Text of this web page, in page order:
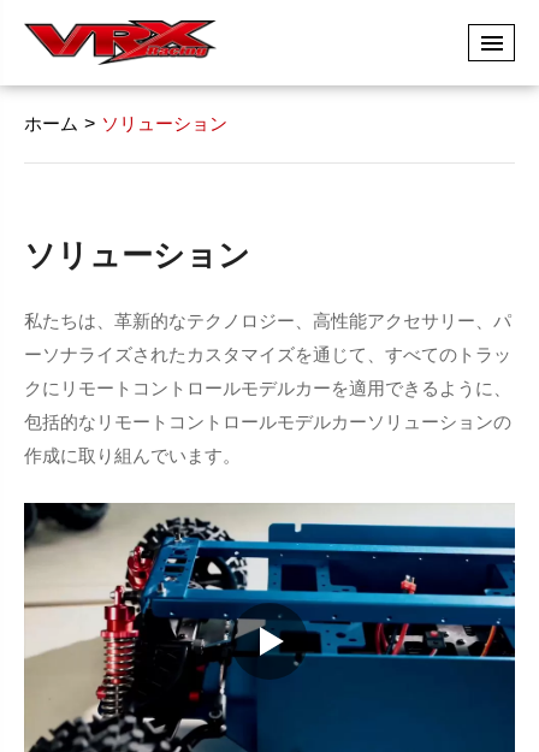
ホーム ソリューション
ソリューション
私たちは、革新的なテクノロジー、高性能アクセサリー、パ
ーソナライズされたカスタマイズを通じて、すべてのトラッ
クにリモートコントロールモデルカーを適用できるように、
包括的なリモートコントロールモデルカーソリューションの
作成に取り組んでいます。